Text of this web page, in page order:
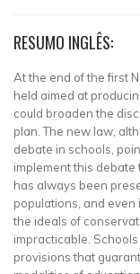
RESUMO INGLÊS:
At the end of the first
held aimed at
could broaden the
plan. The new law,
debate in schools,
implement this
has always been
populations, and even
the ideals of
impracticable.
provisions that